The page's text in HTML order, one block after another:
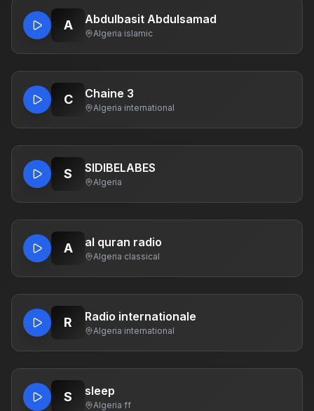
A Abdulbasit Abdulsamad
Algeria·islamic
C Chaine 3
Algeria·international
S SIDIBELABES
Algeria
A al quran radio
Algeria·classical
R Radio internationale
Algeria·international
S sleep
Algeria·ff